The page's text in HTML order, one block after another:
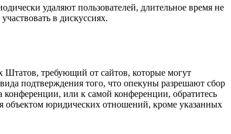
удаляют пользователей, длительное время не
в дискуссиях.
Штатов, требующий от сайтов, которые могут
подтверждения того, что опекуны разрешают сбор
или к самой конференции, обратитесь
объектом юридических отношений, кроме указанных